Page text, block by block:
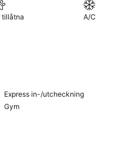
tillåtna A/C
Express in-/utcheckning
Gym